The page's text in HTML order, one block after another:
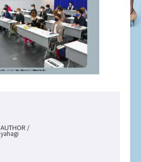
AUTHOR /
yahagi